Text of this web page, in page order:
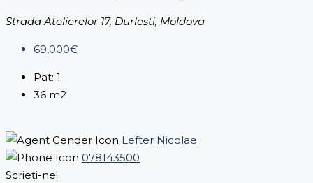
Strada Atelierelor 17, Durleşti, Moldova
69,000€
Pat: 1
36 m2
Lefter Nicolae
078143500
Scrieți-ne!